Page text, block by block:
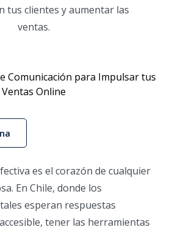
tus clientes y aumentar las
ventas.
es el corazón de cualquier
En Chile, donde los
esperan respuestas
tener las herramientas